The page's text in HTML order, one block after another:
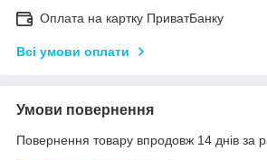
Оплата на картку ПриватБанку
Всі умови оплати
Умови повернення
Повернення товару впродовж 14 днів за